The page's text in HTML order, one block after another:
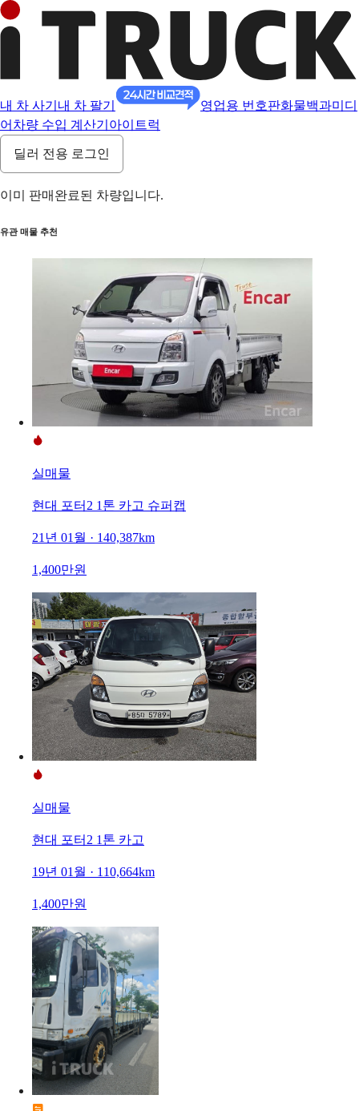
내 차 사기 내 차 팔기 영업용 번호판화물백과미디
어 차량 수입 계산기 아이트럭
딜러 전용 로그인
이미 판매완료된 차량입니다.
유관 매물 추천
실매물
현대 포터2 1톤 카고 슈퍼캡
21년 01월 · 140,387km
1,400만원
실매물
현대 포터2 1톤 카고
19년 01월 · 110,664km
1,400만원